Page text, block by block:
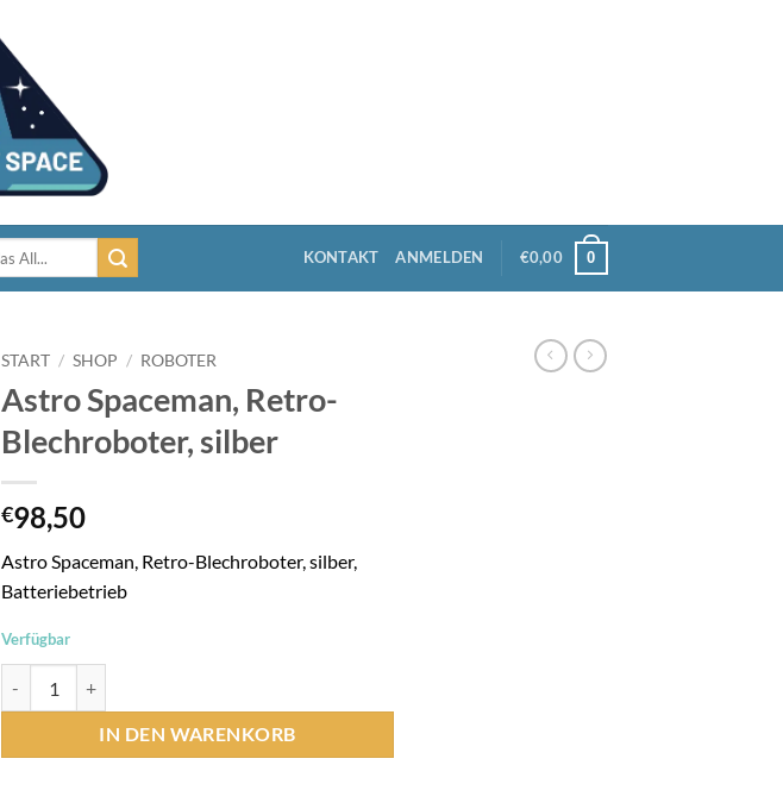
KONTAKT ANMELDEN €0,00 0
START / SHOP / ROBOTER
Astro Spaceman, Retro-
Blechroboter, silber
€98,50
Astro Spaceman, Retro-Blechroboter, silber,
Batteriebetrieb
Verfügbar
IN DEN WARENKORB